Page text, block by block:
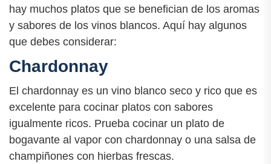
hay muchos platos que se benefician de los aromas
y sabores de los vinos blancos. Aquí hay algunos
que debes considerar:
Chardonnay
El chardonnay es un vino blanco seco y rico que es
excelente para cocinar platos con sabores
igualmente ricos. Prueba cocinar un plato de
bogavante al vapor con chardonnay o una salsa de
champiñones con hierbas frescas.